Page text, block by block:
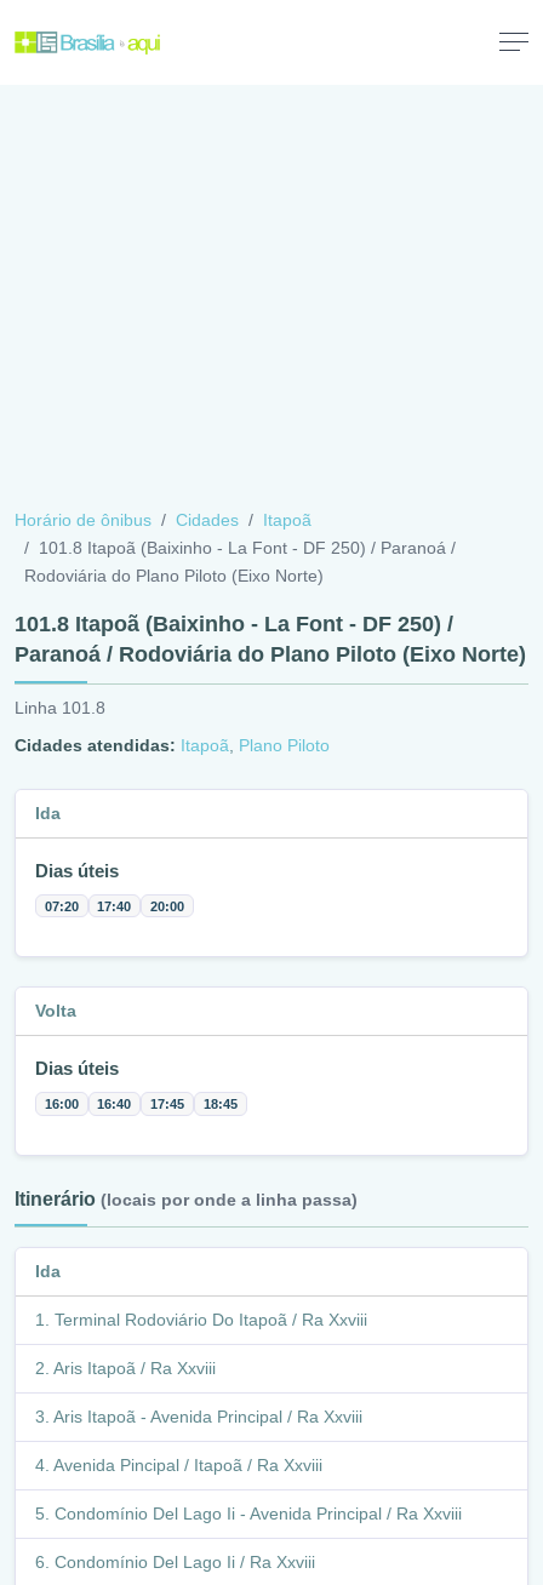
Horário de ônibus Cidades
Itapoã
101.8 Itapoã (Baixinho - La Font - DF 250) / Paranoá /
Rodoviária do Plano Piloto (Eixo Norte)
101.8 Itapoã (Baixinho - La Font - DF 250) /
Paranoá / Rodoviária do Plano Piloto (Eixo Norte)
Linha 101.8
Cidades atendidas: Itapoã Plano Piloto
Ida
Dias úteis
07:20 17:40 20:00
Volta
Dias úteis
16:00 16:40 17:45 18:45
Itinerário (locais por onde a linha passa)
Ida
Terminal Rodoviário Do Itapoã / Ra Xxviii
Aris Itapoã / Ra Xxviii
Aris Itapoã - Avenida Principal / Ra Xxviii
Avenida Pincipal / Itapoã / Ra Xxviii
Condomínio Del Lago Ii - Avenida Principal / Ra Xxviii
Condomínio Del Lago Ii / Ra Xxviii